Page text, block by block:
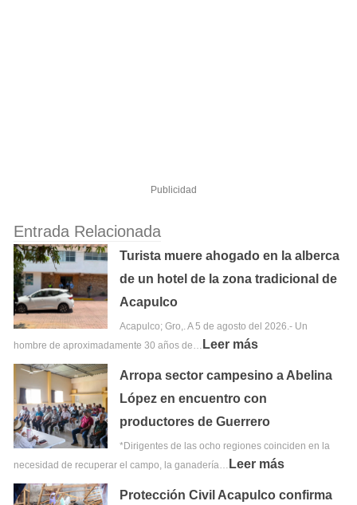
Publicidad
Entrada Relacionada
Turista muere ahogado en la alberca
de un hotel de la zona tradicional de
Acapulco
Acapulco; Gro,. A 5 de agosto del 2026.- Un
hombre de aproximadamente 30 años de… Leer más
Arropa sector campesino a Abelina
López en encuentro con
productores de Guerrero
*Dirigentes de las ocho regiones coinciden en la
necesidad de recuperar el campo, la ganadería… Leer más
Protección Civil Acapulco confirma